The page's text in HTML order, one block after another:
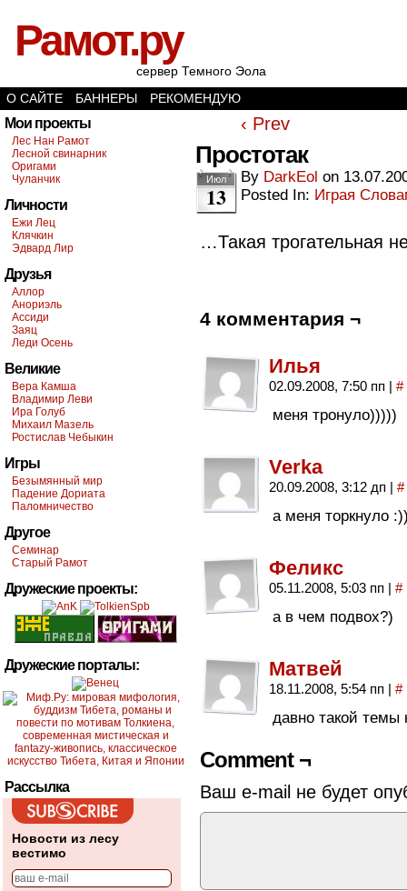
Рамот.ру
сервер Темного Эола
О САЙТЕ
БАННЕРЫ РЕКОМЕНДУЮ
Мои проекты
Лес Нан Рамот
Лесной свинарник
Оригами
Чуланчик
Личности
Ежи Лец
Клячкин
Эдвард Лир
Друзья
Аллор
Анориэль
Ассиди
Заяц
Леди Осень
Великие
Вера Камша
Владимир Леви
Ира Голуб
Михаил Мазель
Ростислав Чебыкин
Игры
Безымянный мир
Падение Дориата
Паломничество
Другое
Семинар
Старый Рамот
Дружеские проекты:
Дружеские порталы:
Рассылка
Новости из лесу
вестимо
‹ Prev
Простотак
Июл
13
By DarkEol on
Posted In: Играя
…Такая трогательная
4 комментария ¬
Илья
02.09.2008, 7:50 пп | #
меня тронуло)))))
Verka
20.09.2008, 3:12 дп | #
а меня торкнуло
Феликс
05.11.2008, 5:03 пп | #
а в чем подвох?)
Матвей
18.11.2008, 5:54 пп | #
давно такой темы
Comment ¬
Ваш e-mail не будет